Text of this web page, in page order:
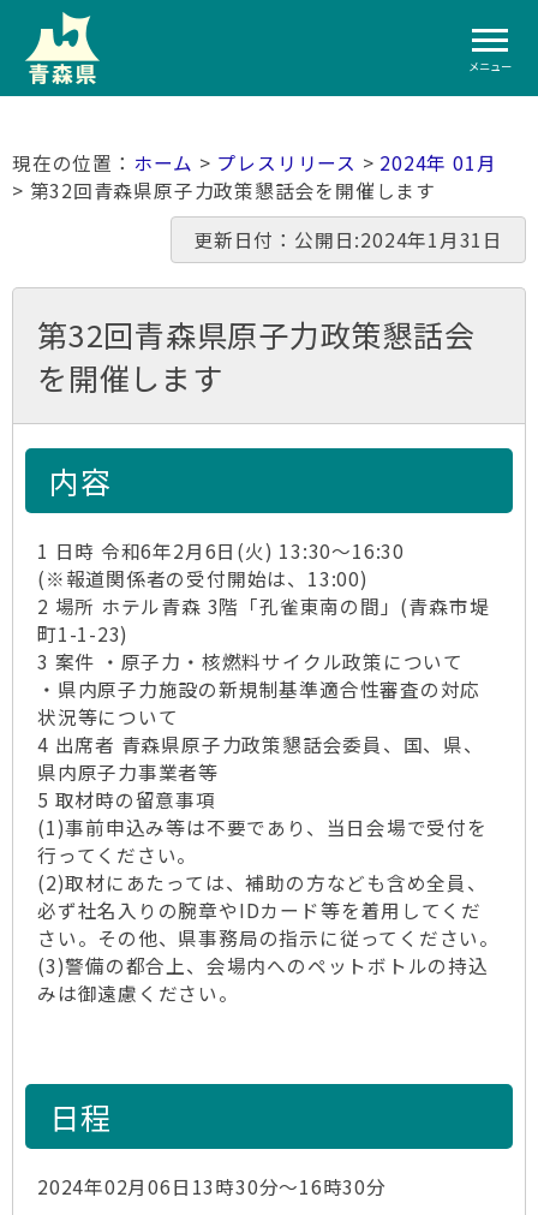
メニュー
ホーム > プレスリリース > 2024年 01月
> 第32回青森県原子力政策懇話会を開催します
更新日付：公開日:2024年1月31日
第32回青森県原子力政策懇話会
を開催します
内容
1 日時 令和6年2月6日(火) 13:30～16:30
(※報道関係者の受付開始は、13:00)
2 場所 ホテル青森 3階「孔雀東南の間」(青森市堤
町1-1-23)
3 案件 ・原子力・核燃料サイクル政策について
・県内原子力施設の新規制基準適合性審査の対応
状況等について
4 出席者 青森県原子力政策懇話会委員、国、県、
県内原子力事業者等
5 取材時の留意事項
(1)事前申込み等は不要であり、当日会場で受付を
行ってください。
(2)取材にあたっては、補助の方なども含め全員、
必ず社名入りの腕章やIDカード等を着用してくだ
さい。その他、県事務局の指示に従ってください。
(3)警備の都合上、会場内へのペットボトルの持込
みは御遠慮ください。
日程
2024年02月06日13時30分～16時30分